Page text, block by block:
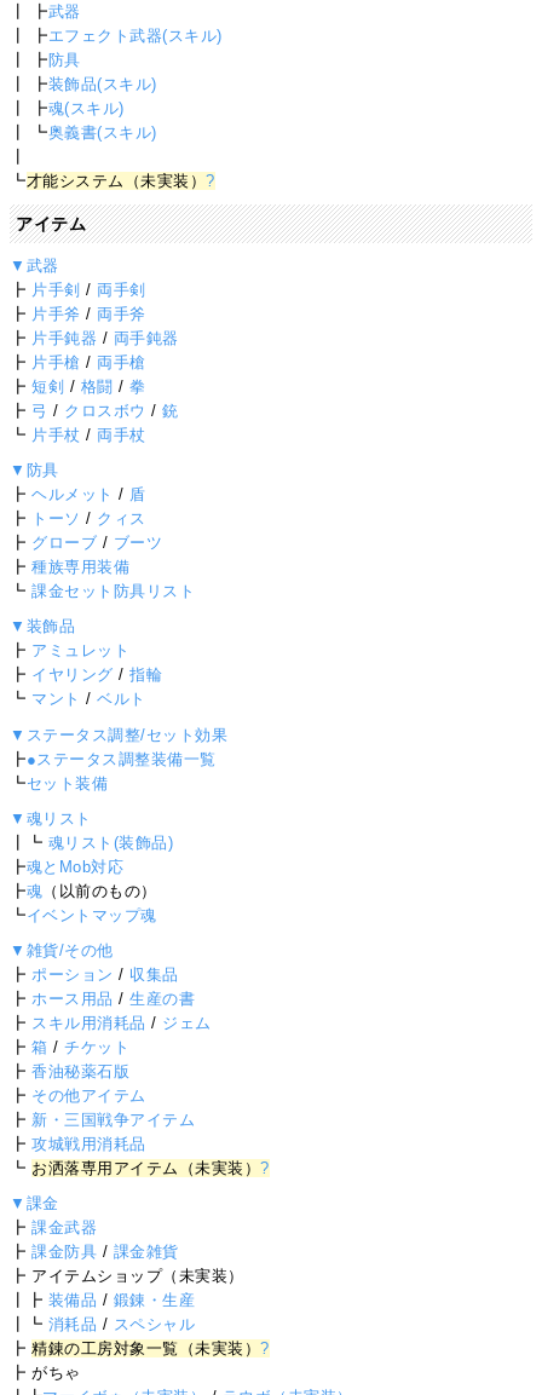
┃ ┣武器
┃ ┣エフェクト武器(スキル)
┃ ┣防具
┃ ┣装飾品(スキル)
┃ ┣魂(スキル)
┃ ┗奥義書(スキル)
┗才能システム（未実装）?
アイテム
▼武器
┣ 片手剣 / 両手剣
┣ 片手斧 / 両手斧
┣ 片手鈍器 / 両手鈍器
┣ 片手槍 / 両手槍
┣短剣 / 格闘 /拳
┣ 弓 / クロスボウ /銃
┗ 片手杖 / 両手杖
▼防具
┣ヘルメット / 盾
┣ トーソ / クィス
┣ グローブ / ブーツ
┣種族専用装備
┗課金セット防具リスト
▼装飾品
┣ アミュレット
┣ イヤリング /指輪
┗ マント /ベルト
▼ステータス調整/セット効果
┣●ステータス調整装備一覧
┗セット装備
▼魂リスト
┃┗ 魂リスト(装飾品)
┣魂とMob対応
┣魂 （以前のもの）
┗イベントマップ魂
▼雑貨/その他
┣ ポーション / 収集品
┣ ホース用品 /生産の書
┣ スキル用消耗品 / ジェム
┣箱 /チケット
┣香油秘薬石版
┣ その他アイテム
┣ 新・三国戦争アイテム
┣攻城戦用消耗品
┗ お洒落専用アイテム（未実装）?
▼課金
┣課金武器
┣課金防具 / 課金雑貨
┣ アイテムショップ（未実装）
┃┣ 装備品 / 鍛錬・生産
┃┗ 消耗品 / スペシャル
┣精錬の工房対象一覧（未実装）?
┣ がちゃ